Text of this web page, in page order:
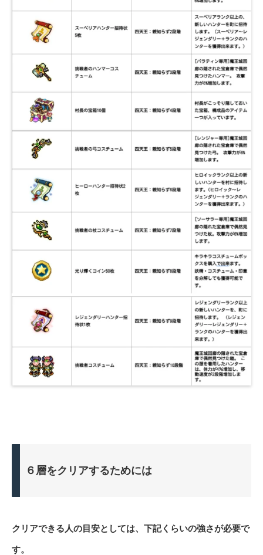
６層をクリアするためには
クリアできる人の目安としては、下記くらいの強さが必要で
す。